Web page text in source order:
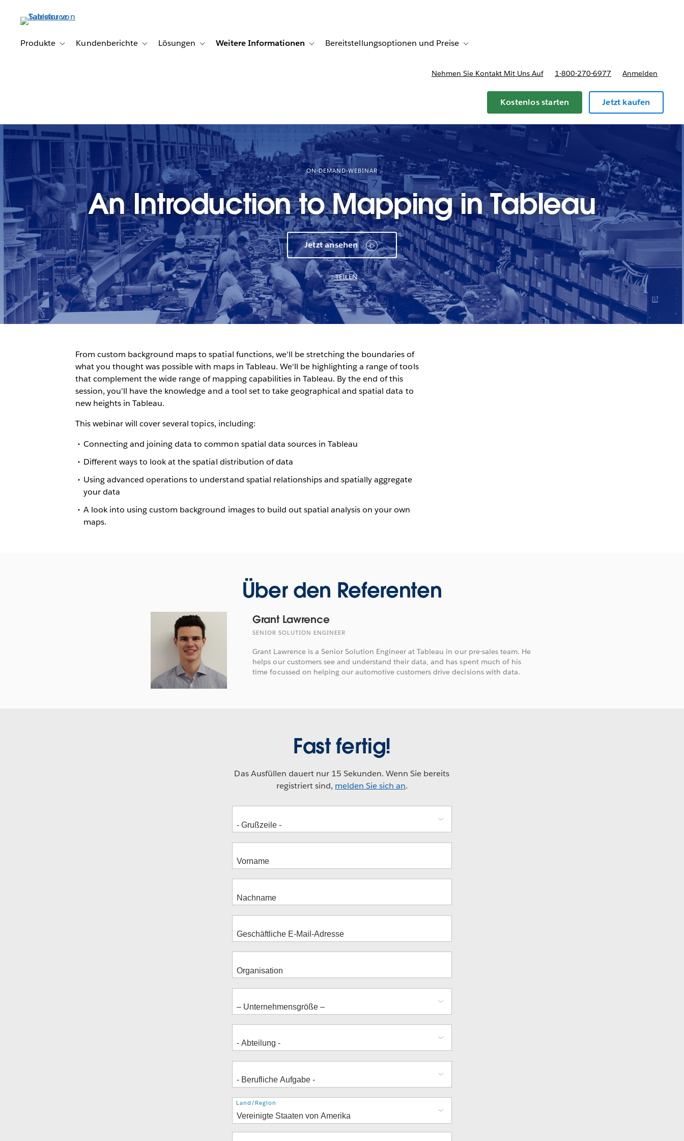
Produkte
Toggle sub-navigation for Produkte
Kundenberichte Toggle sub-navigation for Kundenberichte
Lösungen Toggle sub-navigation for Lösungen
Weitere Informationen Toggle sub-navigation for Weitere Informationen
Bereitstellungsoptionen und Preise Toggle sub-navigation for Bereitstellungsoptionen und Preise
Nehmen Sie Kontakt Mit Uns Auf 1-800-270-6977 Anmelden
Kostenlos starten Jetzt kaufen
ON-DEMAND-WEBINAR
An Introduction to Mapping in Tableau
Jetzt ansehen
TEILEN
From custom background maps to spatial functions, we'll be stretching the boundaries of
what you thought was possible with maps in Tableau. We'll be highlighting a range of tools
that complement the wide range of mapping capabilities in Tableau. By the end of this
session, you'll have the knowledge and a tool set to take geographical and spatial data to
new heights in Tableau.
This webinar will cover several topics, including:
Connecting and joining data to common spatial data sources in Tableau
Different ways to look at the spatial distribution of data
Using advanced operations to understand spatial relationships and spatially aggregate
your data
A look into using custom background images to build out spatial analysis on your own
maps.
Über den Referenten
Grant Lawrence
SENIOR SOLUTION ENGINEER
Grant Lawrence is a Senior Solution Engineer at Tableau in our pre-sales team. He
helps our customers see and understand their data, and has spent much of his
time focussed on helping our automotive customers drive decisions with data.
Fast fertig!
Das Ausfüllen dauert nur 15 Sekunden. Wenn Sie bereits
registriert sind, melden Sie sich an.
Adresse
Land/Region